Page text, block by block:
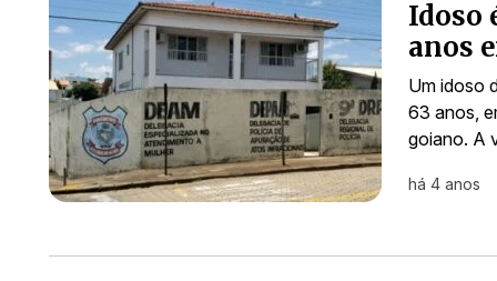
Idoso
anos
Um idoso
63 anos,
goiano. A
há 4 anos